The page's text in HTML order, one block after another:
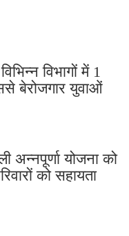
विभागों में 1
बेरोजगार युवाओं
अन्नपूर्णा योजना को
को सहायता